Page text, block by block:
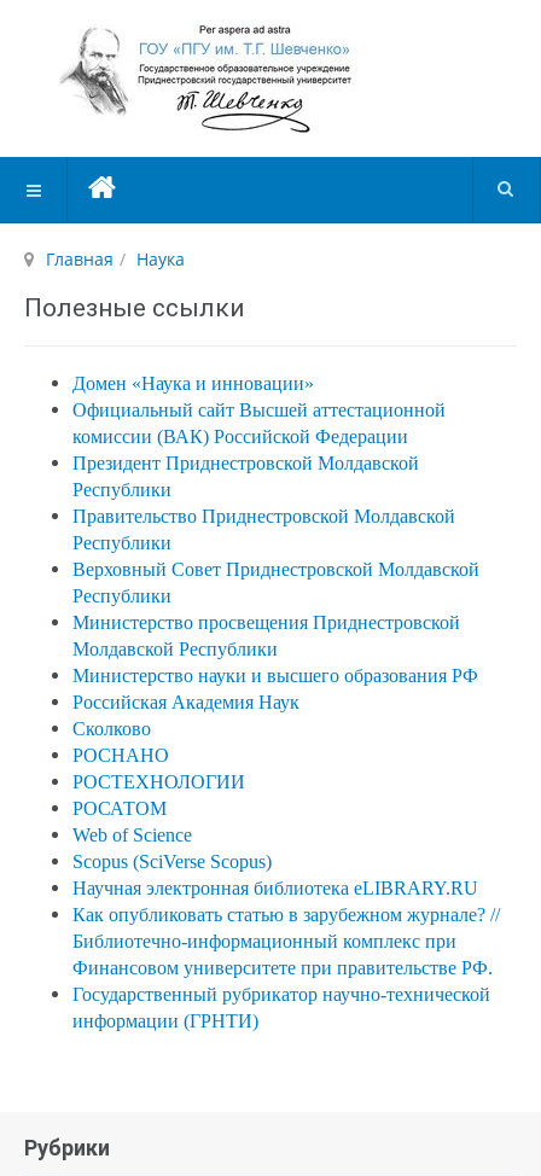
Главная Наука
Полезные ссылки
Домен «Наука и инновации»
Официальный сайт Высшей аттестационной
комиссии (ВАК) Российской Федерации
Президент Приднестровской Молдавской
Республики
Правительство Приднестровской Молдавской
Республики
Верховный Cовет Приднестровской Молдавской
Республики
Министерство просвещения Приднестровской
Молдавской Республики
Министерство науки и высшего образования РФ
Российская Академия Наук
Сколково
РОСНАНО
РОСТЕХНОЛОГИИ
РОСАТОМ
Web of Science
Scopus (SciVerse Scopus)
Научная электронная библиотека eLIBRARY.RU
Как опубликовать статью в зарубежном журнале? //
Библиотечно-информационный комплекс при
Финансовом университете при правительстве РФ.
Государственный рубрикатор научно-технической
информации (ГРНТИ)
Рубрики